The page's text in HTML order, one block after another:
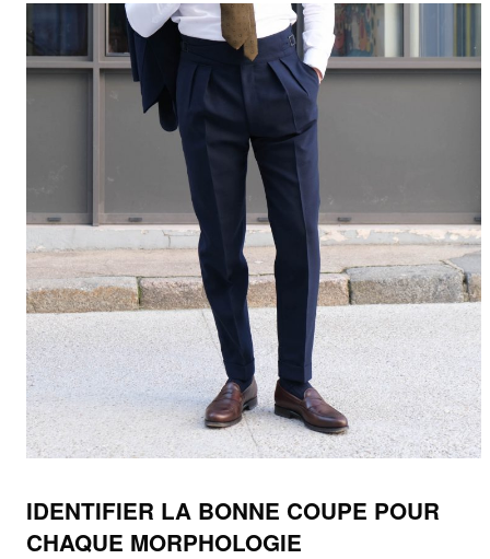
IDENTIFIER LA BONNE COUPE POUR
CHAQUE MORPHOLOGIE